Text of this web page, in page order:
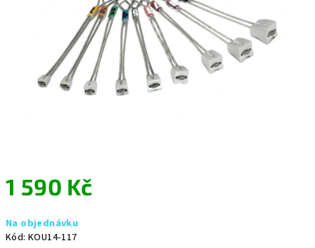
1 590 Kč
cena:
Na objednávku
Kód: KOU14-117
hvězdiček.